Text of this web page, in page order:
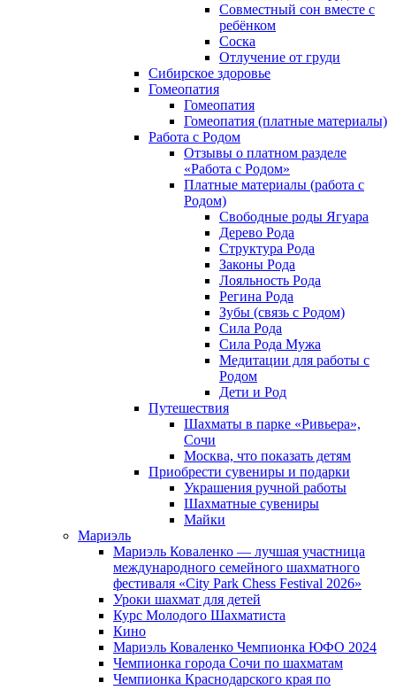
Совместный сон вместе с
ребёнком
Соска
Отлучение от груди
Сибирское здоровье
Гомеопатия
Гомеопатия
Гомеопатия (платные материалы)
Работа с Родом
Отзывы о платном разделе
«Работа с Родом»
Платные материалы (работа с
Родом)
Свободные роды Ягуара
Дерево Рода
Структура Рода
Законы Рода
Лояльность Рода
Регина Рода
Зубы (связь с Родом)
Сила Рода
Сила Рода Мужа
Медитации для работы с
Родом
Дети и Род
Путешествия
Шахматы в парке «Ривьера»,
Сочи
Москва, что показать детям
Приобрести сувениры и подарки
Украшения ручной работы
Шахматные сувениры
Майки
Мариэль
Мариэль Коваленко — лучшая участница
международного семейного шахматного
фестиваля «City Park Chess Festival 2026»
Уроки шахмат для детей
Курс Молодого Шахматиста
Кино
Мариэль Коваленко Чемпионка ЮФО 2024
Чемпионка города Сочи по шахматам
Чемпионка Краснодарского края по